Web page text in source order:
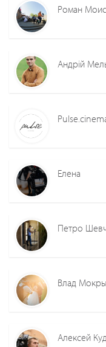
Роман
Андрій
Елена
Петро
Влад
Алексей